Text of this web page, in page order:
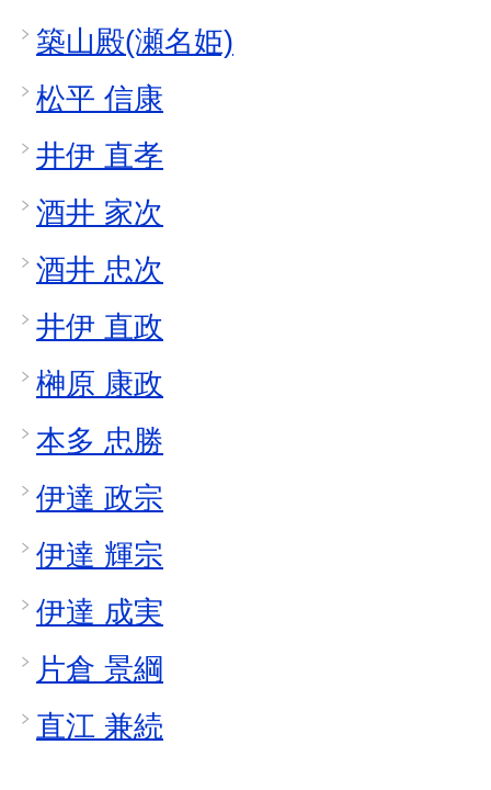
築山殿(瀬名姫)
松平 信康
井伊 直孝
酒井 家次
酒井 忠次
井伊 直政
榊原 康政
本多 忠勝
伊達 政宗
伊達 輝宗
伊達 成実
片倉 景綱
直江 兼続